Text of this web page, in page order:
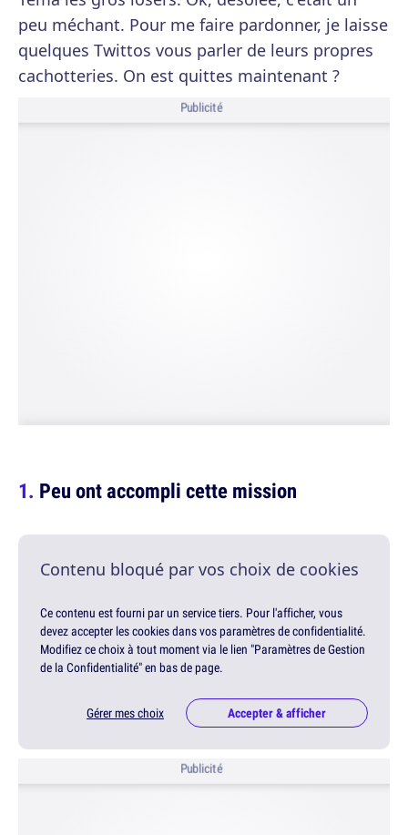
peu méchant. Pour me faire pardonner, je laisse
quelques Twittos vous parler de leurs propres
cachotteries. On est quittes maintenant ?
Publicité
Peu ont accompli cette mission
Contenu bloqué par vos choix de cookies
Ce contenu est fourni par un service tiers. Pour l'afficher, vous
devez accepter les cookies dans vos paramètres de confidentialité.
Modifiez ce choix à tout moment via le lien "Paramètres de Gestion
de la Confidentialité" en bas de page.
Gérer mes choix Accepter & afficher
Publicité